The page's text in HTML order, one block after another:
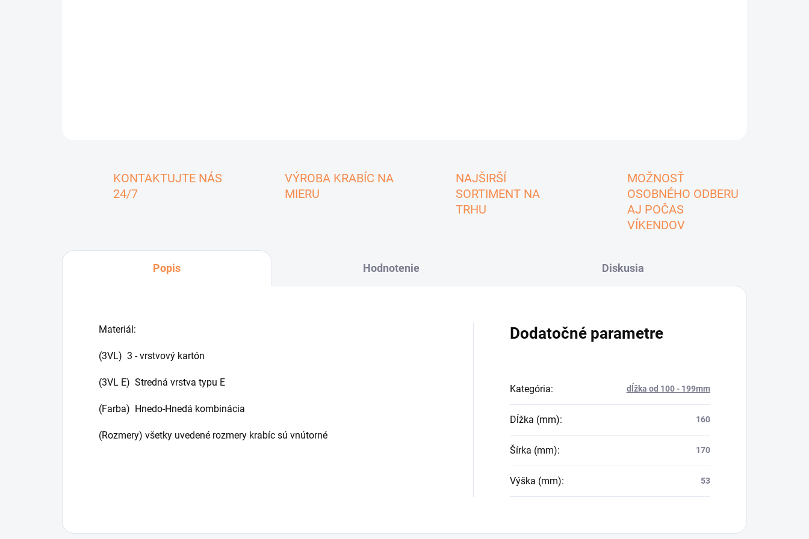
KONTAKTUJTE NÁS
24/7
VÝROBA KRABÍC NA
MIERU
NAJŠIRŠÍ
SORTIMENT NA
TRHU
MOŽNOSŤ
OSOBNÉHO ODBERU
AJ POČAS
VÍKENDOV
Popis Hodnotenie Diskusia
Materiál:
(3VL) 3 - vrstvový kartón
(3VL E) Stredná vrstva typu E
(Farba) Hnedo-Hnedá kombinácia
(Rozmery) všetky uvedené rozmery krabíc sú vnútorné
Dodatočné parametre
Kategória: dĺžka od 100 - 199mm
Dĺžka (mm): 160
Šírka (mm): 170
Výška (mm): 53